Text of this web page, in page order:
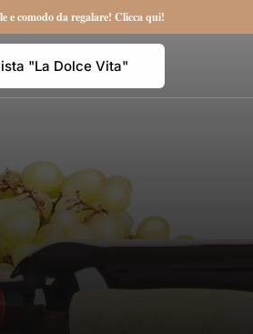
e comodo da regalare! Clicca qui!
"La Dolce Vita"